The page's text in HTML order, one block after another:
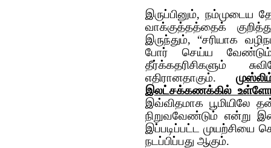
இருப்பினும், நம்முடைய
வாக்குத்தத்தைக்
இருந்தும், “சரியாக
போர் செய்ய வேண்டும்
தீர்க்கதரிசிகளும்
எதிரானதாகும்.
இலட்சக்கணக்கில்
இவ்விதமாக
நிறுவவேண்டும் என்று
இப்படிப்பட்ட முயற்சியை
நடப்பிப்பது ஆகும்.